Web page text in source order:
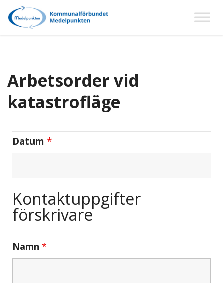
Arbetsorder vid
katastrofläge
Datum *
Kontaktuppgifter
förskrivare
Namn *